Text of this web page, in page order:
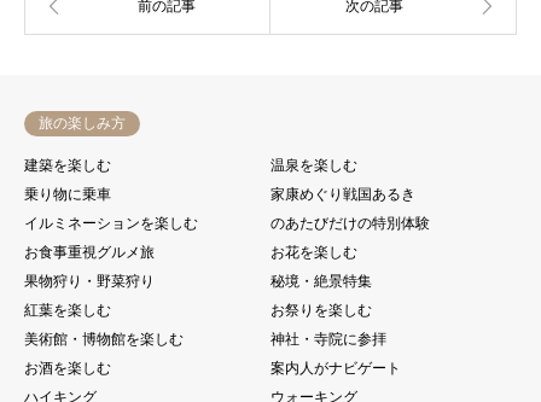
旅の楽しみ方
建築を楽しむ
温泉を楽しむ
乗り物に乗車
家康めぐり戦国あるき
イルミネーションを楽しむ
のあたびだけの特別体験
お食事重視グルメ旅
お花を楽しむ
果物狩り・野菜狩り
秘境・絶景特集
紅葉を楽しむ
お祭りを楽しむ
美術館・博物館を楽しむ
神社・寺院に参拝
お酒を楽しむ
案内人がナビゲート
ハイキング
ウォーキング